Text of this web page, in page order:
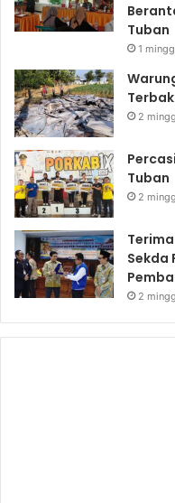
Tuban
1
2
Tuban
2
Sekda
2